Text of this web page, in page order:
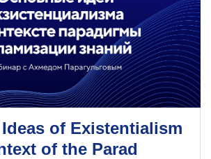
of Existentialism
of the Parad